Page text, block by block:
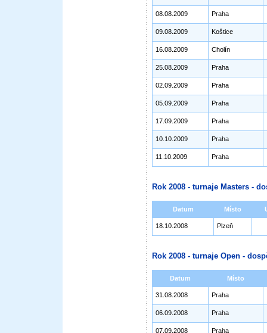
08.08.2009 Praha
09.08.2009 Koštice
16.08.2009 Cholín
25.08.2009 Praha
02.09.2009 Praha
05.09.2009 Praha
17.09.2009 Praha
10.10.2009 Praha
11.10.2009 Praha
Rok 2008 - turnaje Masters -
Datum Místo
18.10.2008 Plzeň
Rok 2008 - turnaje Open -
Datum Místo
31.08.2008 Praha
06.09.2008 Praha
07.09.2008 Praha